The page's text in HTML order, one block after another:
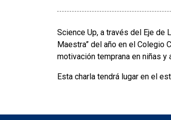
Science Up, a través del Eje de
Maestra” del año en el Colegio
motivación temprana en niñas y
Esta charla tendrá lugar en el